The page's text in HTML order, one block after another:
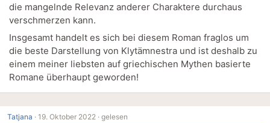
die mangelnde Relevanz anderer Charaktere durchaus
verschmerzen kann.
Insgesamt handelt es sich bei diesem Roman fraglos um
die beste Darstellung von Klytämnestra und ist deshalb zu
einem meiner liebsten auf griechischen Mythen basierte
Romane überhaupt geworden!
Tatjana · 19. Oktober 2022 · gelesen